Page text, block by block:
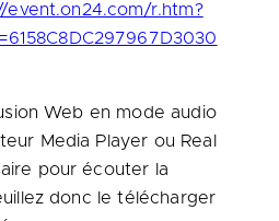
event.on24.com/r.htm?
Web en mode audio
Media Player ou Real
pour écouter la
donc le télécharger